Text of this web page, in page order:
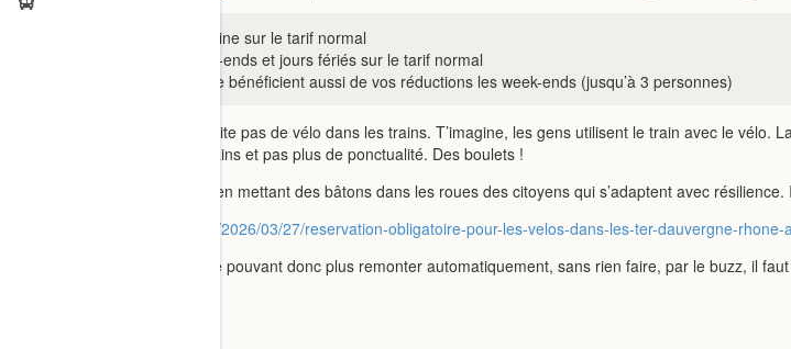
25 % de réduction en semaine sur le tarif normal
50 % de réduction les week-ends et jours fériés sur le tarif normal
Vos compagnons de voyage bénéficient aussi de vos réductions les week-ends (jusqu’à 3 personnes)
Par contre, la région ne souhaite pas de vélo dans les trains. T’imagine, les gens utilisent le train avec le
plus de places, pas plus de trains et pas plus de ponctualité. Des boulets !
La région répond aux soucis, en mettant des bâtons dans les roues des citoyens qui s’adaptent avec
https://www.adtc-grenoble.org/2026/03/27/reservation-obligatoire-pour-les-velos-dans-les-ter-dauvergne-
Le sujet ayant été fermé, et ne pouvant donc plus remonter automatiquement, sans rien faire, par le buzz, il